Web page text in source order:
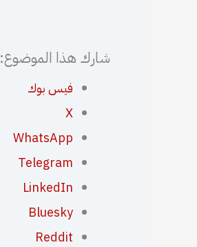
شارك هذا الموضوع:
فيس بوك
X
WhatsApp
Telegram
LinkedIn
Bluesky
Reddit